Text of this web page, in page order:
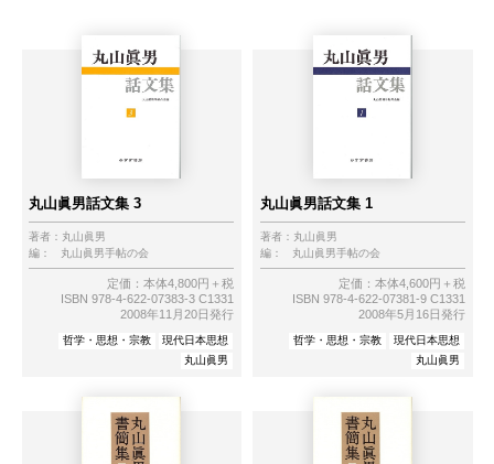
丸山眞男話文集 3
著者： 丸山眞男
編：
丸山眞男手帖の会
定価：本体4,800円＋税
ISBN 978-4-622-07383-3 C1331
2008年11月20日発行
哲学・思想・宗教
現代日本思想
丸山眞男
丸山眞男話文集 1
著者： 丸山眞男
編：
丸山眞男手帖の会
定価：本体4,600円＋税
ISBN 978-4-622-07381-9 C1331
2008年5月16日発行
哲学・思想・宗教
現代日本思想
丸山眞男